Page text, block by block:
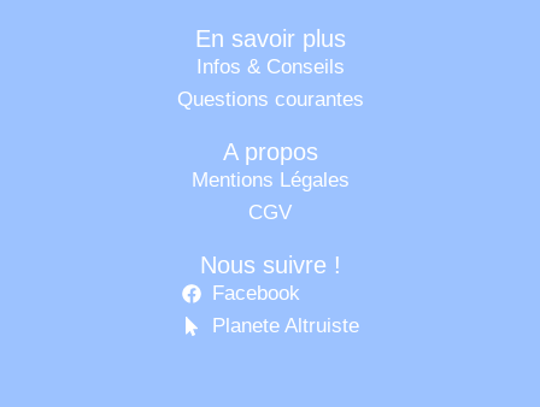
En savoir plus
Infos & Conseils
Questions courantes
A propos
Mentions Légales
CGV
Nous suivre !
Facebook
Planete Altruiste